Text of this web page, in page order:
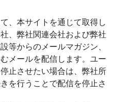
、本サイトを通じて取得し
、弊社関連会社および弊社
等からのメールマガジン、
メールを配信します。ユー
止させたい場合は、弊社所
を行うことで配信を停止さ